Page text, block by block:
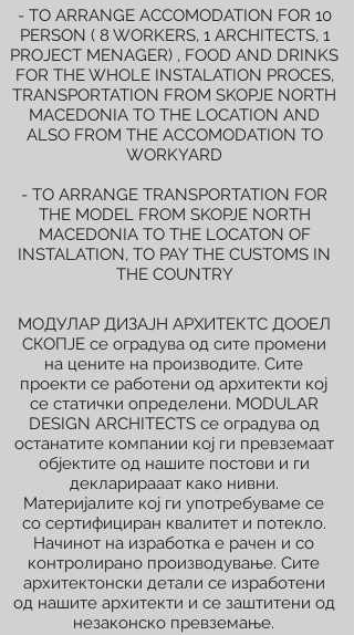
- TO ARRANGE ACCOMODATION FOR 10
PERSON ( 8 WORKERS, 1 ARCHITECTS, 1
PROJECT MENAGER) , FOOD AND DRINKS
FOR THE WHOLE INSTALATION PROCES,
TRANSPORTATION FROM SKOPJE NORTH
MACEDONIA TO THE LOCATION AND
ALSO FROM THE ACCOMODATION TO
WORKYARD
- TO ARRANGE TRANSPORTATION FOR
THE MODEL FROM SKOPJE NORTH
MACEDONIA TO THE LOCATON OF
INSTALATION, TO PAY THE CUSTOMS IN
THE COUNTRY
МОДУЛАР ДИЗАЈН АРХИТЕКТС ДООЕЛ
СКОПЈЕ се оградува од сите промени
на цените на производите. Сите
проекти се работени од архитекти кој
се статички определени. MODULAR
DESIGN ARCHITECTS се оградува од
останатите компании кој ги превземаат
објектите од нашите постови и ги
декларирааат како нивни.
Материјалите кој ги употребуваме се
со сертифициран квалитет и потекло.
Начинот на изработка е рачен и со
контролирано производување. Сите
архитектонски детали се изработени
од нашите архитекти и се заштитени од
незаконско превземање.